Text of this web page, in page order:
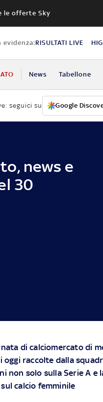
le offerte Sky
evidenza:RISULTATI LIVE
News Tabellone
seguici su Google
news e
30
di calciomercato di
oggi raccolte dalla
non solo sulla Serie A e
calcio femminile